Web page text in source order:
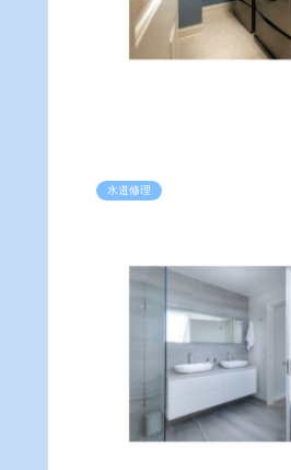
水道修理